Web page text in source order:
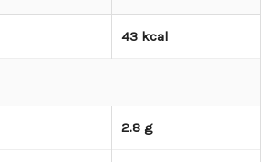
43 kcal
2.8 g